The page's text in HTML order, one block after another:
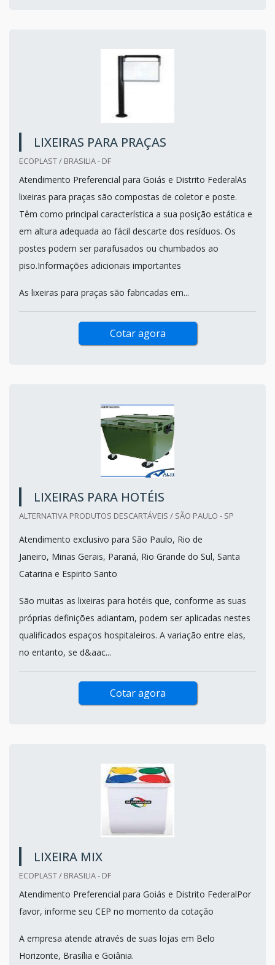
LIXEIRAS PARA PRAÇAS
ECOPLAST / BRASILIA - DF
Atendimento Preferencial para Goiás e Distrito FederalAs
lixeiras para praças são compostas de coletor e poste.
Têm como principal característica a sua posição estática e
em altura adequada ao fácil descarte dos resíduos. Os
postes podem ser parafusados ou chumbados ao
piso.Informações adicionais importantes
As lixeiras para praças são fabricadas em...
Cotar agora
LIXEIRAS PARA HOTÉIS
ALTERNATIVA PRODUTOS DESCARTÁVEIS / SÃO PAULO - SP
Atendimento exclusivo para São Paulo, Rio de
Janeiro, Minas Gerais, Paraná, Rio Grande do Sul, Santa
Catarina e Espirito Santo
São muitas as lixeiras para hotéis que, conforme as suas
próprias definições adiantam, podem ser aplicadas nestes
qualificados espaços hospitaleiros. A variação entre elas,
no entanto, se d&aac...
Cotar agora
LIXEIRA MIX
ECOPLAST / BRASILIA - DF
Atendimento Preferencial para Goiás e Distrito FederalPor
favor, informe seu CEP no momento da cotação
A empresa atende através de suas lojas em Belo
Horizonte, Brasília e Goiânia.